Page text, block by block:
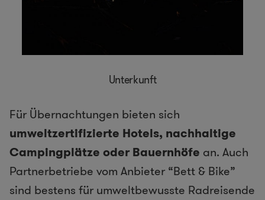
Unterkunft
Für Übernachtungen bieten sich
umweltzertifizierte Hotels, nachhaltige
Campingplätze oder Bauernhöfe an. Auch
Partnerbetriebe vom Anbieter “Bett & Bike”
sind bestens für umweltbewusste Radreisende